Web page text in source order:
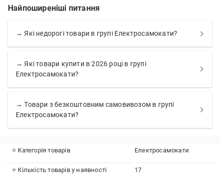
Найпоширеніші питання
→ Які недорогі товари в групі Електросамокати?
→ Які товари купити в 2026 році в групі
Електросамокати?
→ Товари з безкоштовним самовивозом в групі
Електросамокати?
⭐ Категорія товарів Електросамокати
⭐ Кількість товарів у наявності 17